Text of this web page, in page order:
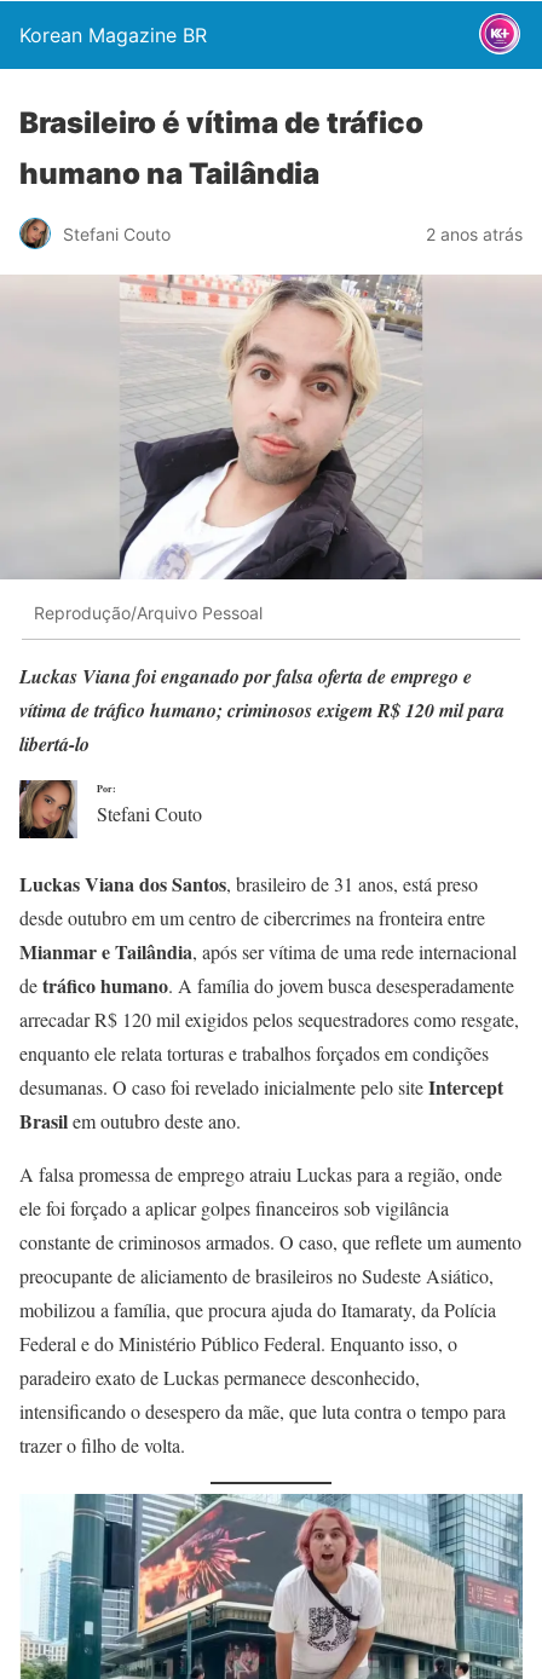
Korean Magazine BR
Brasileiro é vítima de tráfico
humano na Tailândia
Stefani Couto 2 anos atrás
Reprodução/Arquivo Pessoal
Luckas Viana foi enganado por falsa oferta de emprego e
vítima de tráfico humano; criminosos exigem R$ 120 mil para
libertá-lo
Por:
Stefani Couto
Luckas Viana dos Santos, brasileiro de 31 anos, está preso
desde outubro em um centro de cibercrimes na fronteira entre
Mianmar e Tailândia, após ser vítima de uma rede internacional
detráfico humano. A família do jovem busca desesperadamente
arrecadar R$ 120 mil exigidos pelos sequestradores como resgate,
enquanto ele relata torturas e trabalhos forçados em condições
desumanas. O caso foi revelado inicialmente pelo siteIntercept
Brasilem outubro deste ano.
A falsa promessa de emprego atraiu Luckas para a região, onde
ele foi forçado a aplicar golpes financeiros sob vigilância
constante de criminosos armados. O caso, que reflete um aumento
preocupante de aliciamento de brasileiros no Sudeste Asiático,
mobilizou a família, que procura ajuda do Itamaraty, da Polícia
Federal e do Ministério Público Federal. Enquanto isso, o
paradeiro exato de Luckas permanece desconhecido,
intensificando o desespero da mãe, que luta contra o tempo para
trazer o filho de volta.